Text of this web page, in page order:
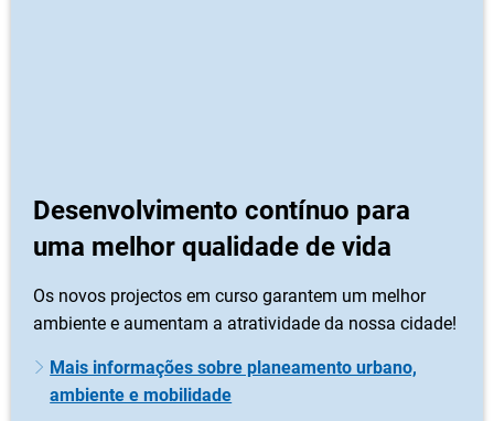
Desenvolvimento contínuo para
uma melhor qualidade de vida
Os novos projectos em curso garantem um melhor
ambiente e aumentam a atratividade da nossa cidade!
Mais informações sobre planeamento urbano,
ambiente e mobilidade